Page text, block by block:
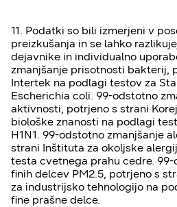
11. Podatki so bili izmerjeni v
preizkušanja in se lahko
dejavnike in individualno
zmanjšanje prisotnosti bakterij,
Intertek na podlagi testov za
Escherichia coli. 99-odstotno
aktivnosti, potrjeno s strani
biološke znanosti na podlagi
H1N1. 99-odstotno zmanjšanje
strani Inštituta za okoljske
testa cvetnega prahu cedre.
finih delcev PM2.5, potrjeno s
za industrijsko tehnologijo na
fine prašne delce.